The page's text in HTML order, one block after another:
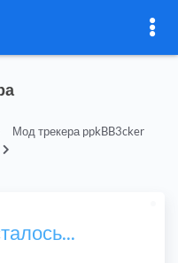
Мод трекера ppkBB3cker